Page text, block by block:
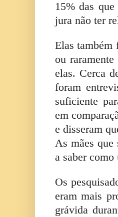
15% das
jura não ter
Elas também
ou
elas. Cerca
foram
suficiente
em
e disseram
As mães que
a saber como
Os
eram mais
grávida